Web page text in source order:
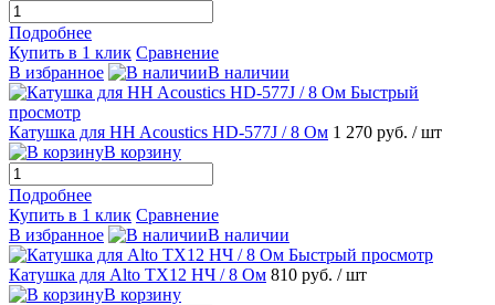
Подробнее
Купить в 1 клик Сравнение
В избранное
В наличии
Быстрый
просмотр
Катушка для HH Acoustics HD-577J / 8 Ом 1 270 руб. / шт
В корзину
Подробнее
Купить в 1 клик Сравнение
В избранное
В наличии
Быстрый просмотр
Катушка для Alto TX12 НЧ / 8 Ом 810 руб. / шт
В корзину